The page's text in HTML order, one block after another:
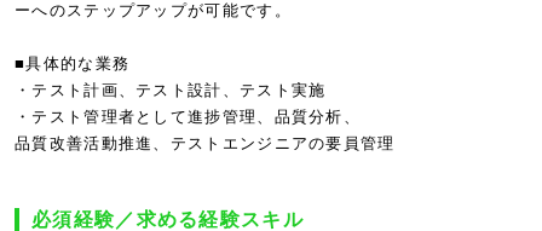
ーへのステップアップが可能です。
■具体的な業務
・テスト計画、テスト設計、テスト実施
・テスト管理者として進捗管理、品質分析、
品質改善活動推進、テストエンジニアの要員管理
必須経験／求める経験スキル